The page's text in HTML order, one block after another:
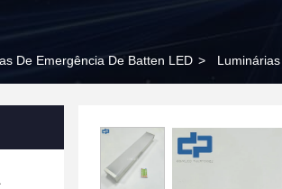
De Emergência De Batten LED >